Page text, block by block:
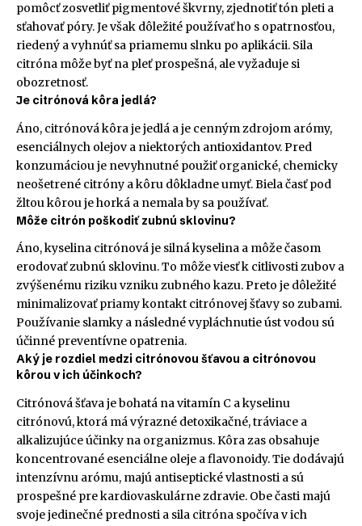
pomôcť zosvetliť pigmentové škvrny, zjednotiť tón pleti a
sťahovať póry. Je však dôležité používať ho s opatrnosťou,
riedený a vyhnúť sa priamemu slnku po aplikácii. Sila
citróna môže byť na pleť prospešná, ale vyžaduje si
obozretnosť.
Je citrónová kôra jedlá?
Áno, citrónová kôra je jedlá a je cenným zdrojom arómy,
esenciálnych olejov a niektorých antioxidantov. Pred
konzumáciou je nevyhnutné použiť organické, chemicky
neošetrené citróny a kôru dôkladne umyť. Biela časť pod
žltou kôrou je horká a nemala by sa používať.
Môže citrón poškodiť zubnú sklovinu?
Áno, kyselina citrónová je silná kyselina a môže časom
erodovať zubnú sklovinu. To môže viesť k citlivosti zubov a
zvýšenému riziku vzniku zubného kazu. Preto je dôležité
minimalizovať priamy kontakt citrónovej šťavy so zubami.
Používanie slamky a následné vypláchnutie úst vodou sú
účinné preventívne opatrenia.
Aký je rozdiel medzi citrónovou šťavou a citrónovou
kôrou v ich účinkoch?
Citrónová šťava je bohatá na vitamín C a kyselinu
citrónovú, ktorá má výrazné detoxikačné, tráviace a
alkalizujúce účinky na organizmus. Kôra zas obsahuje
koncentrované esenciálne oleje a flavonoidy. Tie dodávajú
intenzívnu arómu, majú antiseptické vlastnosti a sú
prospešné pre kardiovaskulárne zdravie. Obe časti majú
svoje jedinečné prednosti a sila citróna spočíva v ich